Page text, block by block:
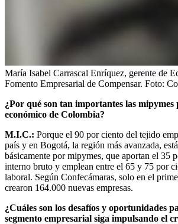
María Isabel Carrascal Enríquez, gerente de
Fomento Empresarial de Compensar. Foto:
¿Por qué son tan importantes las
económico de Colombia?
M.I.C.: Porque el 90 por ciento del tejido
país y en Bogotá, la región más avanzada,
básicamente por mipymes, que aportan el 35
interno bruto y emplean entre el 65 y 75 por
laboral. Según Confecámaras, solo en el
crearon 164.000 nuevas empresas.
¿Cuáles son los desafíos y oportunidades
segmento empresarial siga impulsando el